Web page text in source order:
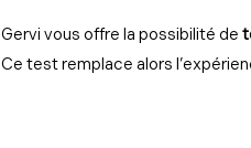
Gervi vous offre la possibilité de
Ce test remplace alors